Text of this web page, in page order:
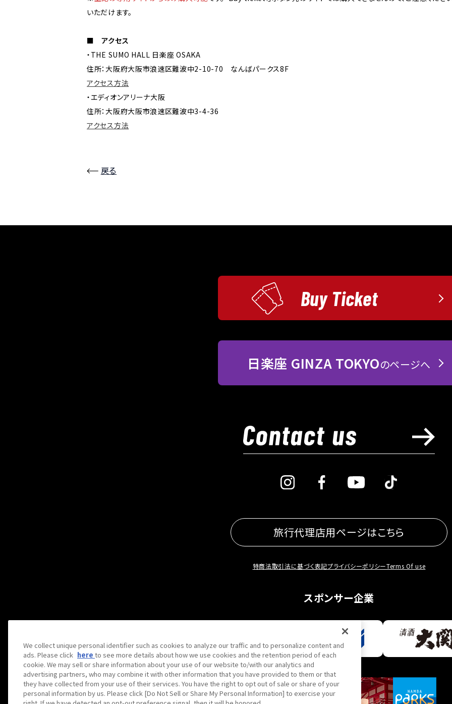
いただけます。
■ アクセス
・THE SUMO HALL 日楽座 OSAKA
住所：大阪府大阪市浪速区難波中2-10-70 なんばパークス8F
アクセス方法
・エディオンアリーナ大阪
住所：大阪府大阪市浪速区難波中3-4-36
アクセス方法
戻る
Buy Ticket
日楽座 GINZA TOKYOのページへ
旅行代理店用ページはこちら
特商法取引法に基づく表記プライバシーポリシーTerms Of use
スポンサー企業
We collect unique personal identifier such as cookies to analyze our traffic and to personalize content and
ads. Please click here to see more details about how we use cookies and the retention period of each
cookie. We may sell or share information about your use of our website to/with our analytics and
advertising partners, who may combine it with other information that you have provided to them or that
they have collected from your use of their services. You have the right to opt out of sale or share of your
personal information by us. Please click [Do Not Sell or Share My Personal Information] to exercise your